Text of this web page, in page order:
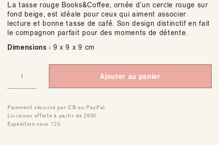
La tasse rouge Books&Coffee, ornée d’un cercle rouge sur
fond beige, est idéale pour ceux qui aiment associer
lecture et bonne tasse de café. Son design distinctif en fait
le compagnon parfait pour des moments de détente.
Dimensions : 9 x 9 x 9 cm
Ajouter au panier
Paiement sécurisé par CB ou PayPal.
Livraison offerte à partir de 200€
Expédition sous 72h.